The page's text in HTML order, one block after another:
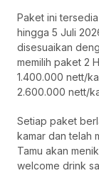
Paket ini
hingga 5 Juli
disesuaikan
memilih paket 2
1.400.000 nett/
2.600.000 nett/
Setiap paket
kamar dan telah
Tamu akan
welcome drink